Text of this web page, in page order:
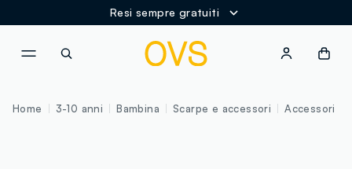
Resi sempre gratuiti
Home 3-10 anni Bambina Scarpe e accessori Accessori